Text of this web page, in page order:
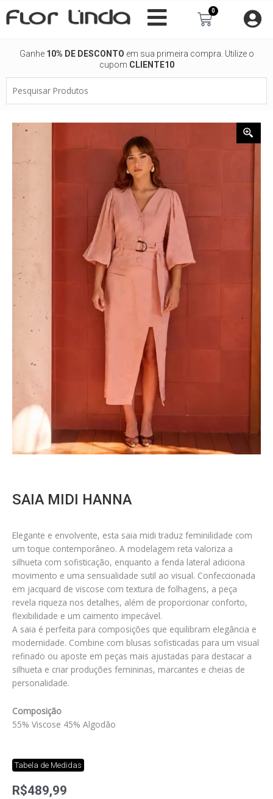
para
0
Carrinho
Ganhe 10% DE DESCONTO em sua primeira compra. Utilize o
cupom CLIENTE10
Produtos
SAIA MIDI HANNA
Elegante e envolvente, esta saia midi traduz feminilidade com
um toque contemporâneo. A modelagem reta valoriza a
silhueta com sofisticação, enquanto a fenda lateral adiciona
movimento e uma sensualidade sutil ao visual. Confeccionada
em jacquard de viscose com textura de folhagens, a peça
revela riqueza nos detalhes, além de proporcionar conforto,
flexibilidade e um caimento impecável.
A saia é perfeita para composições que equilibram elegância e
modernidade. Combine com blusas sofisticadas para um visual
refinado ou aposte em peças mais ajustadas para destacar a
silhueta e criar produções femininas, marcantes e cheias de
personalidade.
Composição
55% Viscose 45% Algodão
Tabela de Medidas
R$489,99